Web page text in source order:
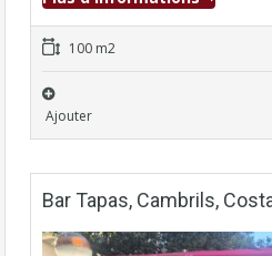
100 m2
Ajouter
Bar Tapas, Cambrils,